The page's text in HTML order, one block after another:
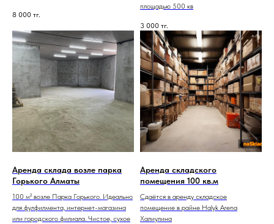
8 000 тг.
площадью 500 кв
3 000 тг.
Аренда склада возле парка
Горького Алматы
100 м² возле Парка Горького. Идеально
для фулфилмента, интернет-магазина
или городского филиала. Чистое, сухое
Аренда складского
помещения 100 кв.м
Сдаётся в аренду складское
помещение в райне Halyk Arena
Халиулина